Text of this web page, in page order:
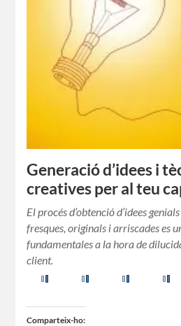
Generació d’idees i
creatives per al teu
El procés d’obtenció d’idees
fresques, originals i arriscades es
fundamentales a la hora de
client.
Comparteix-ho: